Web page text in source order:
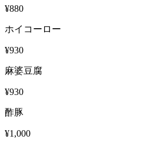
¥880
ホイコーロー
¥930
麻婆豆腐
¥930
酢豚
¥1,000